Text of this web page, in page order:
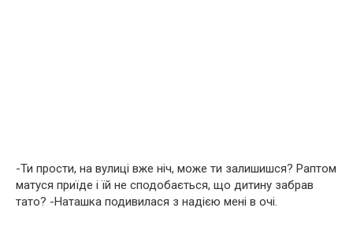
-Ти прости, на вулиці вже ніч, може ти залишишся? Раптом
матуся приїде і їй не сподобається, що дитину забрав
тато? -Наташка подивилася з надією мені в очі.